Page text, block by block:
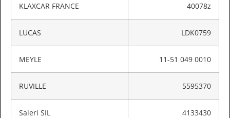
KLAXCAR FRANCE 40078z
LUCAS LDK0759
MEYLE 11-51 049 0010
RUVILLE 5595370
Saleri SIL 4133430